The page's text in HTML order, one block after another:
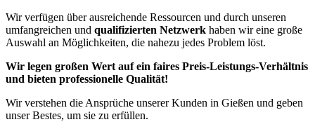
Wir verfügen über ausreichende Ressourcen und durch unseren
umfangreichen und qualifizierten Netzwerk haben wir eine große
Auswahl an Möglichkeiten, die nahezu jedes Problem löst.
Wir legen großen Wert auf ein faires Preis-Leistungs-Verhältnis
und bieten professionelle Qualität!
Wir verstehen die Ansprüche unserer Kunden in Gießen und geben
unser Bestes, um sie zu erfüllen.